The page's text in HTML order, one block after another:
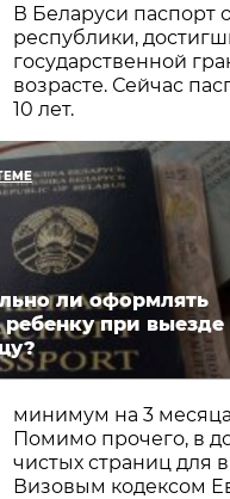
В Беларуси паспорт
республики,
государственной
возрасте. Сейчас
10 лет.
ли оформлять
ребенку при выезде
минимум на 3
Помимо прочего, в
чистых страниц для
Визовым кодексом